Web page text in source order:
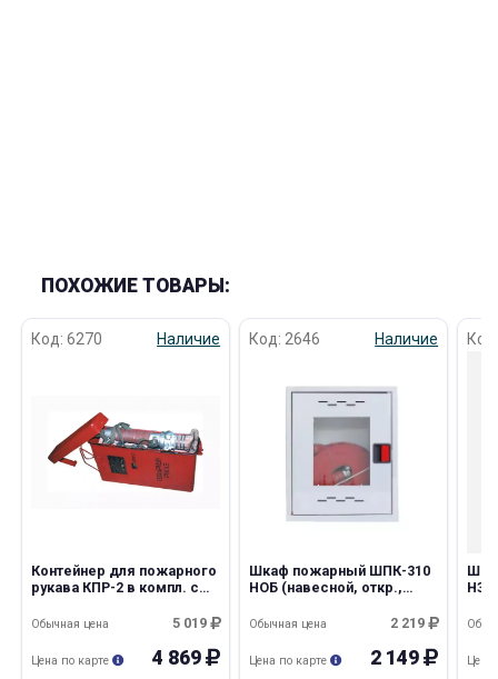
ПОХОЖИЕ ТОВАРЫ:
Код: 6270 Наличие
Контейнер для пожарного
рукава КПР-2 в компл. с
5 019
Обычная цена
4 869
Цена по карте
Код: 2646 Наличие
Шкаф пожарный ШПК-310
НОБ (навесной, откр.,
2 219
Обычная цена
2 149
Цена по карте
НЗК
Цена